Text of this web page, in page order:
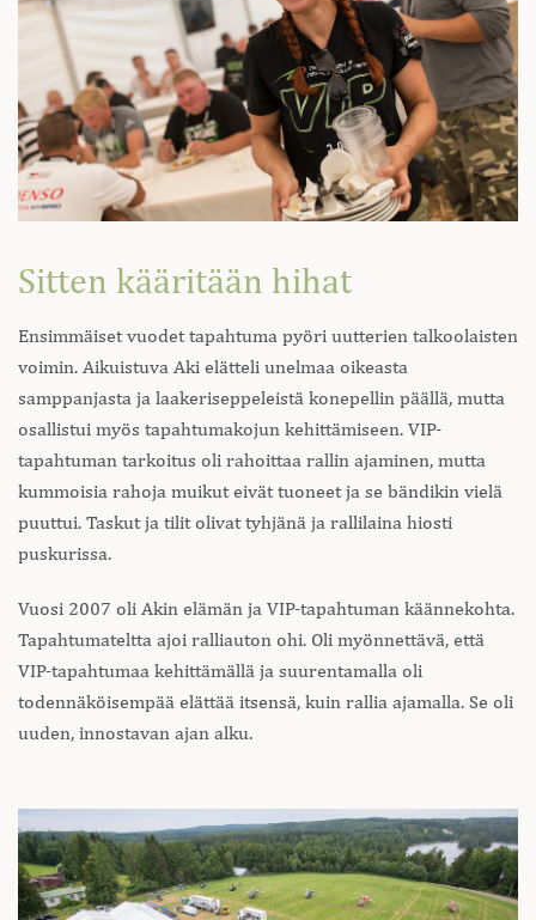
Sitten kääritään hihat
Ensimmäiset vuodet tapahtuma pyöri uutterien talkoolaisten
voimin. Aikuistuva Aki elätteli unelmaa oikeasta
samppanjasta ja laakeriseppeleistä konepellin päällä, mutta
osallistui myös tapahtumakojun kehittämiseen. VIP-
tapahtuman tarkoitus oli rahoittaa rallin ajaminen, mutta
kummoisia rahoja muikut eivät tuoneet ja se bändikin vielä
puuttui. Taskut ja tilit olivat tyhjänä ja rallilaina hiosti
puskurissa.
Vuosi 2007 oli Akin elämän ja VIP-tapahtuman käännekohta.
Tapahtumateltta ajoi ralliauton ohi. Oli myönnettävä, että
VIP-tapahtumaa kehittämällä ja suurentamalla oli
todennäköisempää elättää itsensä, kuin rallia ajamalla. Se oli
uuden, innostavan ajan alku.